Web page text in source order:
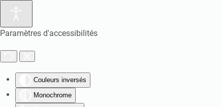
Paramètres d'accessibilités
Couleurs inversés
Monochrome